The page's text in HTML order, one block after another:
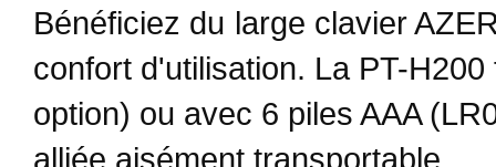
Bénéficiez du large clavier
confort d'utilisation. La PT-
option) ou avec 6 piles AAA
alliée aisément transportable.